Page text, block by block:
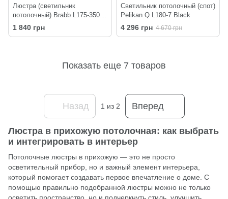
Люстра (светильник
потолочный) Brabb L175-350-2
BlackPearl
1 840 грн
Светильник потолочный (спот)
Pelikan Q L180-7 Black
4 296 грн 4 670 грн
Показать еще 7 товаров
Назад 1 из 2 Вперед
Люстра в прихожую потолочная: как выбрать
и интегрировать в интерьер
Потолочные люстры в прихожую — это не просто
осветительный прибор, но и важный элемент интерьера,
который помогает создавать первое впечатление о доме. С
помощью правильно подобранной люстры можно не только
осветить пространство, но и подчеркнуть стиль, улучшить